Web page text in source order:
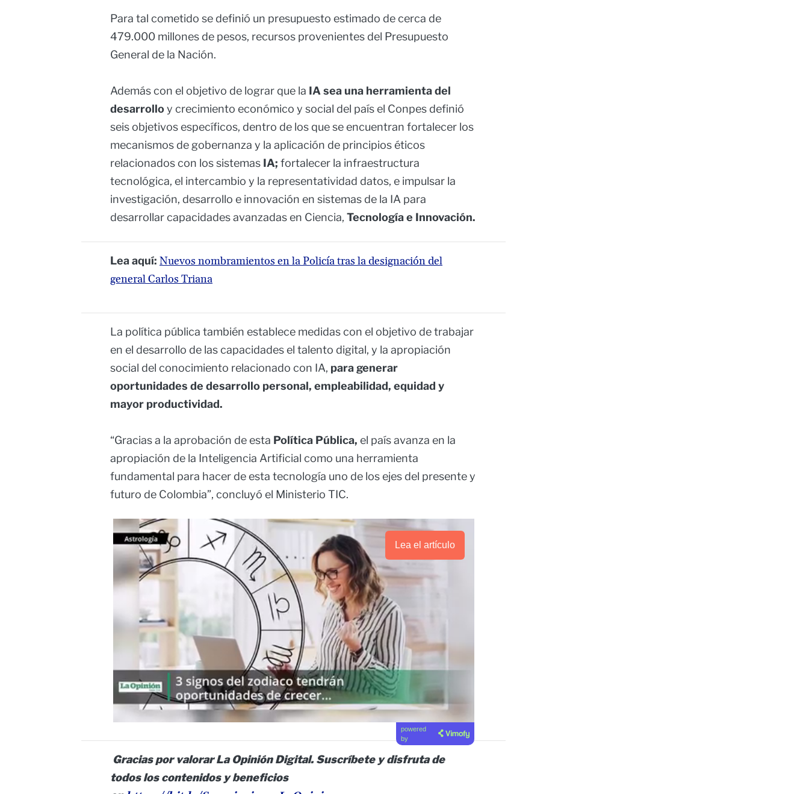
Para tal cometido se definió un presupuesto estimado de cerca de
479.000 millones de pesos, recursos provenientes del Presupuesto
General de la Nación.
Además con el objetivo de lograr que la IA sea una herramienta del
desarrolloy crecimiento económico y social del país el Conpes definió
seis objetivos específicos, dentro de los que se encuentran fortalecer los
mecanismos de gobernanza y la aplicación de principios éticos
relacionados con los sistemas IA; fortalecer la infraestructura
tecnológica, el intercambio y la representatividad datos, e impulsar la
investigación, desarrollo e innovación en sistemas de la IA para
desarrollar capacidades avanzadas en Ciencia, Tecnología e Innovación.
Lea aquí: Nuevos nombramientos en la Policía tras la designación del
general Carlos Triana
La política pública también establece medidas con el objetivo de trabajar
en el desarrollo de las capacidades el talento digital, y la apropiación
social del conocimiento relacionado con IA, para generar
oportunidades de desarrollo personal, empleabilidad, equidad y
mayor productividad.
“Gracias a la aprobación de esta Política Pública, el país avanza en la
apropiación de la Inteligencia Artificial como una herramienta
fundamental para hacer de esta tecnología uno de los ejes del presente y
futuro de Colombia”, concluyó el Ministerio TIC.
Lea el artículo
powered
by
Gracias por valorar La Opinión Digital. Suscríbete y disfruta de
todos los contenidos y beneficios